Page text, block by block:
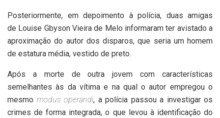
Posteriormente, em depoimento à polícia, duas amigas
de Louise Gbyson Vieira de Melo informaram ter avistado a
aproximação do autor dos disparos, que seria um homem
de estatura média, vestido de preto.
Após a morte de outra jovem com características
semelhantes às da vítima e na qual o autor empregou o
mesmo modus operandi, a polícia passou a investigar os
crimes de forma integrada, o que levou à identificação do